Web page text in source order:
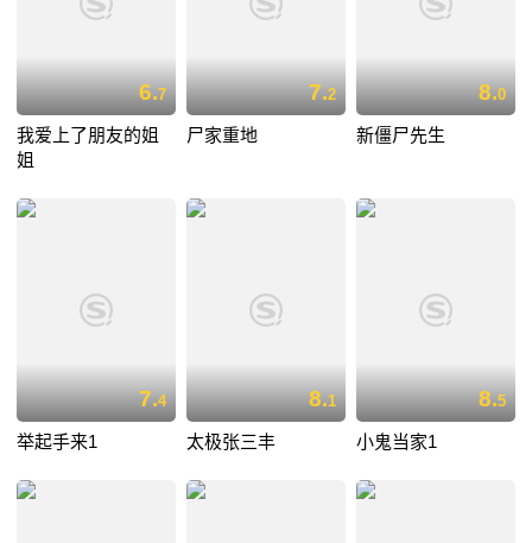
6.7
我爱上了朋友的姐
姐
7.2
尸家重地
8.0
新僵尸先生
7.4
举起手来1
8.1
太极张三丰
8.5
小鬼当家1